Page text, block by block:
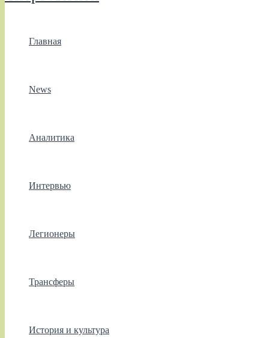
Главная
News
Аналитика
Интервью
Легионеры
Трансферы
История и культура